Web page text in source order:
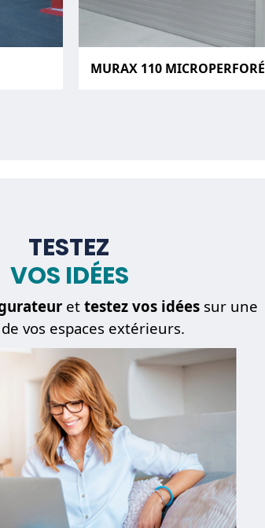
MURAX 110 MICROPERFORÉ
TESTEZ
VOS IDÉES
et testez vos idéessur une
de vos espaces extérieurs.